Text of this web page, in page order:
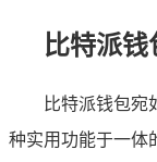
比特派
比特派钱包宛
种实用功能于一体